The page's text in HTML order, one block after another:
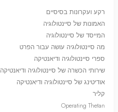
רקע ועקרונות בסיסיים
האמונות של סיינטולוגיה
המייסד של סיינטולוגיה
מה סיינטולוגיה עושה עבור הפרט
ספרי סיינטולוגיה ודיאנטיקה
שירותי הכשרה של סיינטולוגיה ודיאנטיקה
אודיטינג של סיינטולוגיה ודיאנטיקה
קליר
Operating Thetan